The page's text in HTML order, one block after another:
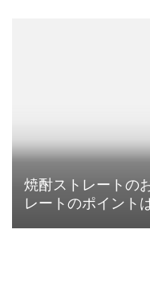
焼酎ストレートの
レートのポイント